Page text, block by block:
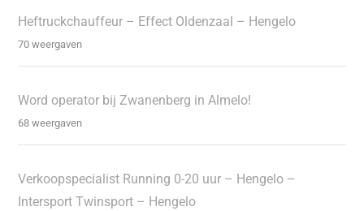
Heftruckchauffeur – Effect Oldenzaal – Hengelo
70 weergaven
Word operator bij Zwanenberg in Almelo!
68 weergaven
Verkoopspecialist Running 0-20 uur – Hengelo –
Intersport Twinsport – Hengelo